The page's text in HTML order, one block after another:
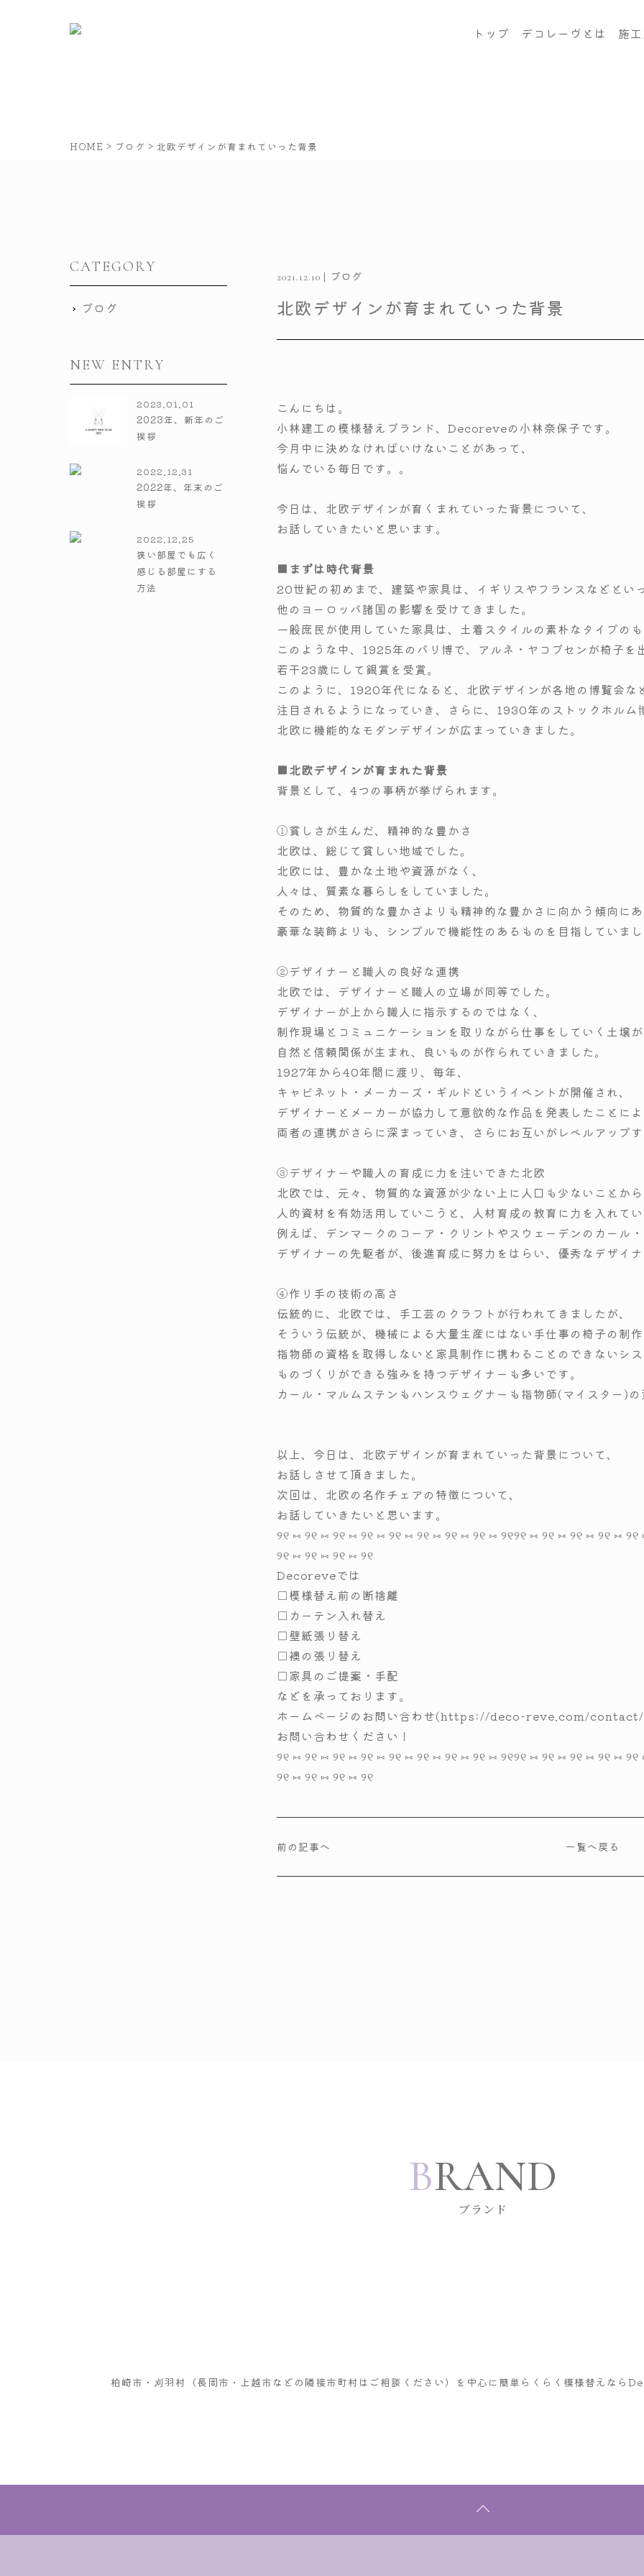
トップ デコレーヴとは 施
HOME > ブログ > 北欧デザインが育まれていった背景
2021.12.10 | ブログ
北欧デザインが育まれていった背景
こんにちは。
小林建工の模様替えブランド、Decoreveの小林奈保子です。
今月中に決めなければいけないことがあって、
悩んでいる毎日です。。
今日は、北欧デザインが育くまれていった背景について、
お話していきたいと思います。
■まずは時代背景
20世紀の初めまで、建築や家具は、イギリスやフランスなどといっ
他のヨーロッパ諸国の影響を受けてきました。
一般庶民が使用していた家具は、土着スタイルの素朴なタイプのも
このような中、1925年のパリ博で、アルネ・ヤコブセンが椅子を出
若干23歳にして銀賞を受賞。
このように、1920年代になると、北欧デザインが各地の博覧会な
注目されるようになっていき、さらに、1930年のストックホルム
北欧に機能的なモダンデザインが広まっていきました。
■北欧デザインが育まれた背景
背景として、4つの事柄が挙げられます。
①貧しさが生んだ、精神的な豊かさ
北欧は、総じて貧しい地域でした。
北欧には、豊かな土地や資源がなく、
人々は、質素な暮らしをしていました。
そのため、物質的な豊かさよりも精神的な豊かさに向かう傾向にあ
豪華な装飾よりも、シンプルで機能性のあるものを目指していまし
②デザイナーと職人の良好な連携
北欧では、デザイナーと職人の立場が同等でした。
デザイナーが上から職人に指示するのではなく、
制作現場とコミュニケーションを取りながら仕事をしていく土壌が
自然と信頼関係が生まれ、良いものが作られていきました。
1927年から40年間に渡り、毎年、
キャビネット・メーカーズ・ギルドというイベントが開催され、
デザイナーとメーカーが協力して意欲的な作品を発表したことによ
両者の連携がさらに深まっていき、さらにお互いがレベルアップ
③デザイナーや職人の育成に力を注いできた北欧
北欧では、元々、物質的な資源が少ない上に人口も少ないことから
人的資材を有効活用していこうと、人材育成の教育に力を入れてい
例えば、デンマークのコーア・クリントやスウェーデンのカール・
デザイナーの先駆者が、後進育成に努力をはらい、優秀なデザイ
④作り手の技術の高さ
伝統的に、北欧では、手工芸のクラフトが行われてきましたが、
そういう伝統が、機械による大量生産にはない手仕事の椅子の制作
指物師の資格を取得しないと家具制作に携わることのできないシス
ものづくりができる強みを持つデザイナーも多いです。
カール・マルムステンもハンスウェグナーも指物師(マイスター)の
以上、今日は、北欧デザインが育まれていった背景について、
お話しさせて頂きました。
次回は、北欧の名作チェアの特徴について、
お話していきたいと思います。
୨୧ ⑅ ୨୧ ⑅ ୨୧ ⑅ ୨୧ ⑅ ୨୧ ⑅ ୨୧ ⑅ ୨୧ ⑅ ୨୧ ⑅ ୨୧୨୧ ⑅ ୨୧ ⑅ ୨୧ ⑅ ୨୧ ⑅
୨୧ ⑅ ୨୧ ⑅ ୨୧ ⑅ ୨୧
Decoreveでは
□模様替え前の断捨離
□カーテン入れ替え
□壁紙張り替え
□襖の張り替え
□家具のご提案・手配
などを承っております。
ホームページのお問い合わせ(https://deco-reve.com/contact/)
お問い合わせください！
୨୧ ⑅ ୨୧ ⑅ ୨୧ ⑅ ୨୧ ⑅ ୨୧ ⑅ ୨୧ ⑅ ୨୧ ⑅ ୨୧ ⑅ ୨୧୨୧ ⑅ ୨୧ ⑅ ୨୧ ⑅ ୨୧ ⑅
୨୧ ⑅ ୨୧ ⑅ ୨୧ ⑅ ୨୧
前の記事へ 一覧へ戻る
CATEGORY
ブログ
NEW ENTRY
2023.01.01
2023年、新年のご
挨拶
2022.12.31
2022年、年末のご
挨拶
2022.12.25
狭い部屋でも広く
感じる部屋にする
方法
BRAND
ブランド
柏崎市・刈羽村（長岡市・上越市などの隣接市町村はご相談ください）を中心に簡単らくらく模様替えなら